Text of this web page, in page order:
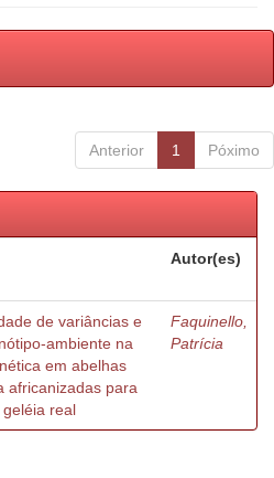
Anterior 1 Póximo
Autor(es)
de variâncias e
ambiente na
em abelhas
africanizadas para
real
Faquinello,
Patrícia